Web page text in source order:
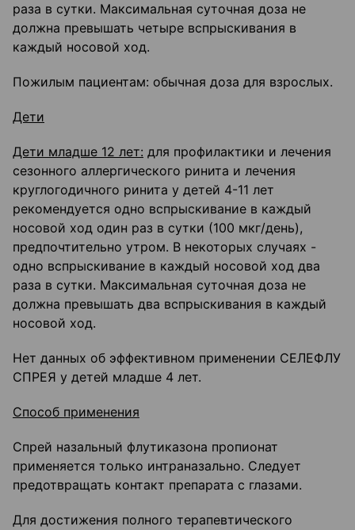
раза в сутки. Максимальная суточная доза не
должна превышать четыре вспрыскивания в
каждый носовой ход.
Пожилым пациентам: обычная доза для взрослых.
Дети
Дети младше 12 лет: для профилактики и лечения
сезонного аллергического ринита и лечения
круглогодичного ринита у детей 4-11 лет
рекомендуется одно вспрыскивание в каждый
носовой ход один раз в сутки (100 мкг/день),
предпочтительно утром. В некоторых случаях -
одно вспрыскивание в каждый носовой ход два
раза в сутки. Максимальная суточная доза не
должна превышать два вспрыскивания в каждый
носовой ход.
Нет данных об эффективном применении СЕЛЕФЛУ
СПРЕЯ у детей младше 4 лет.
Способ применения
Спрей назальный флутиказона пропионат
применяется только интраназально. Следует
предотвращать контакт препарата с глазами.
Для достижения полного терапевтического